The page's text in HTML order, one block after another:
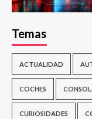
Temas
ACTUALIDAD
COCHES
CURIOSIDADES